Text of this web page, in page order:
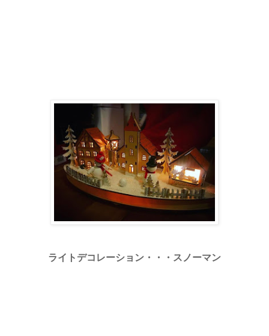
ライトデコレーション・・・スノーマン